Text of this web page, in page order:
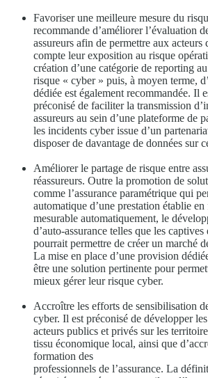
Favoriser une meilleure mesure du
recommande d’améliorer l’évaluation
assureurs afin de permettre aux acteurs
compte leur exposition au risque
création d’une catégorie de reporting
risque « cyber » puis, à moyen terme,
dédiée est également recommandée. Il
préconisé de faciliter la transmission
assureurs au sein d’une plateforme de
les incidents cyber issue d’un
disposer de davantage de données sur
Améliorer le partage de risque entre
réassureurs. Outre la promotion de
comme l’assurance paramétrique qui
automatique d’une prestation établie
mesurable automatiquement, le
d’auto-assurance telles que les captives
pourrait permettre de créer un marché
La mise en place d’une provision
être une solution pertinente pour
mieux gérer leur risque cyber.
Accroître les efforts de sensibilisation
cyber. Il est préconisé de développer
acteurs publics et privés sur les
tissu économique local, ainsi que
formation des
professionnels de l’assurance. La